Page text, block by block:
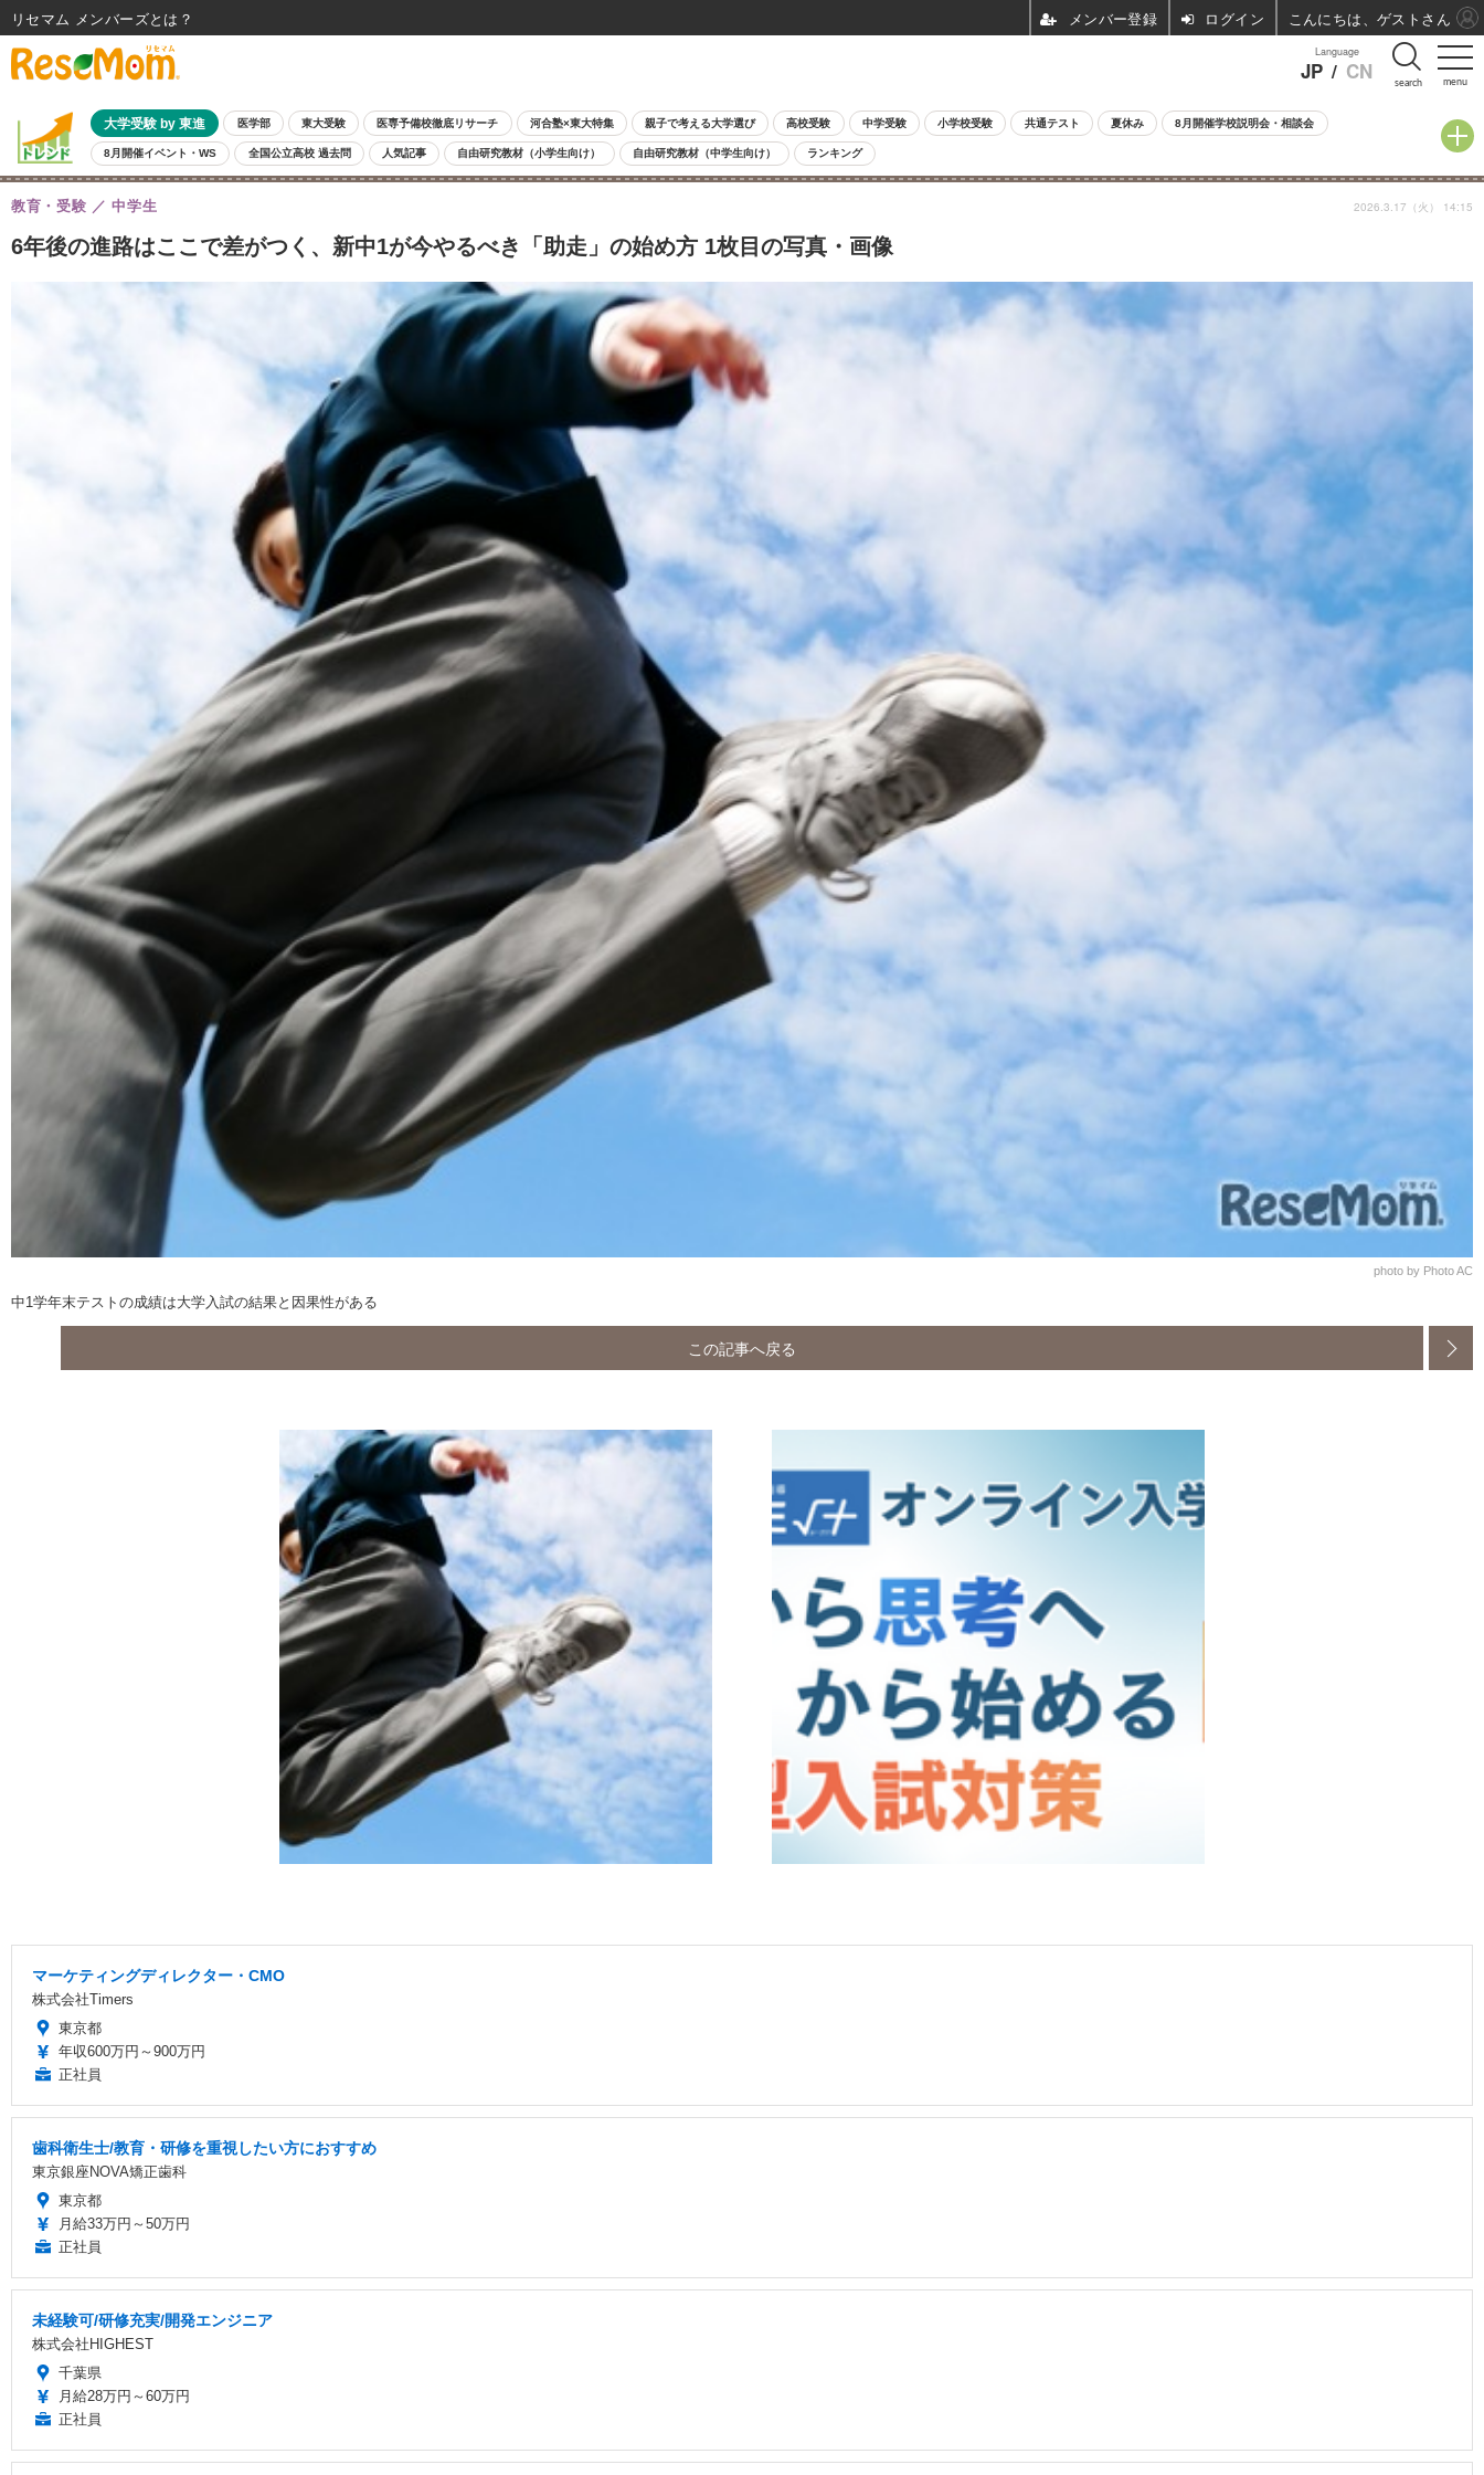
menu
Language
JP / CN search
大学受験 by 東進 医学部 東大受験 医専予備校徹底リサーチ 河合塾×東大特集 親子で考える大学選び 高校受験 中学受験 小学校受験 共通テスト 夏休み 8月開催学校説明会・相談会
8月開催イベント・WS 全国公立高校 過去問 人気記事 自由研究教材（小学生向け） 自由研究教材（中学生向け） ランキング
6年後の進路はここで差がつく、新中1が今やるべき「助走」の始め方 1枚目の写真・画像
教育・受験 中学生 2026.3.17（火） 14:15
photo by Photo AC
中1学年末テストの成績は大学入試の結果と因果性がある
この記事へ戻る
マーケティングディレクター・CMO
株式会社Timers
東京都
年収600万円～900万円
正社員
歯科衛生士/教育・研修を重視したい方におすすめ
東京銀座NOVA矯正歯科
東京都
月給33万円～50万円
正社員
未経験可/研修充実/開発エンジニア
株式会社HIGHEST
千葉県
月給28万円～60万円
正社員
リセマム メンバーズ ログイン こんにちは、ゲストさん